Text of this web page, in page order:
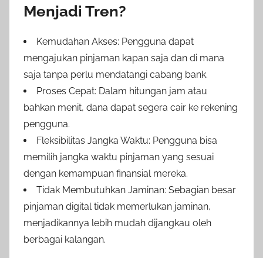
Menjadi Tren?
Kemudahan Akses: Pengguna dapat
mengajukan pinjaman kapan saja dan di mana
saja tanpa perlu mendatangi cabang bank.
Proses Cepat: Dalam hitungan jam atau
bahkan menit, dana dapat segera cair ke rekening
pengguna.
Fleksibilitas Jangka Waktu: Pengguna bisa
memilih jangka waktu pinjaman yang sesuai
dengan kemampuan finansial mereka.
Tidak Membutuhkan Jaminan: Sebagian besar
pinjaman digital tidak memerlukan jaminan,
menjadikannya lebih mudah dijangkau oleh
berbagai kalangan.